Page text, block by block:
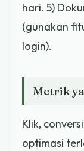
hari. 5)
(gunakan
login).
Metrik
Klik,
optimasi